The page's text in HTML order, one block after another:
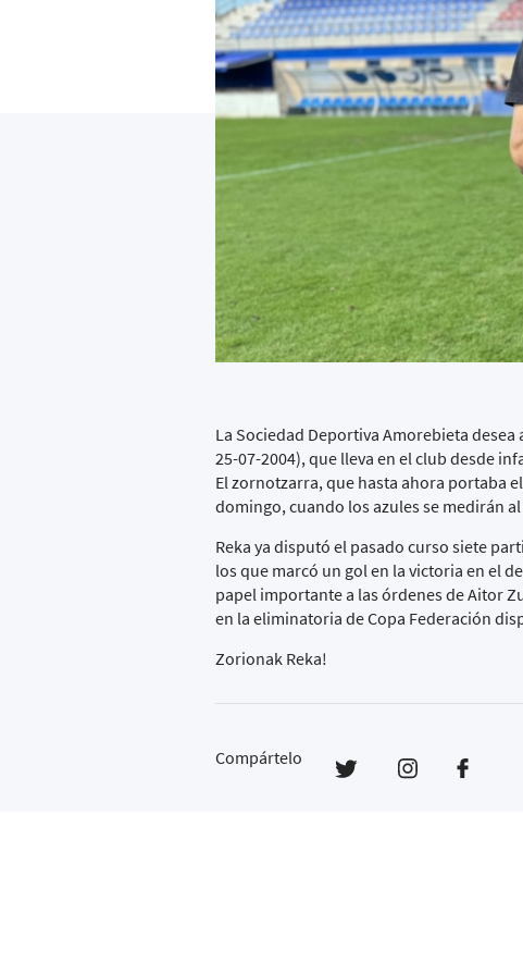
La Sociedad Deportiva Amorebieta
25-07-2004), que lleva en el club desde
El zornotzarra, que hasta ahora portaba
domingo, cuando los azules se medirán
Reka ya disputó el pasado curso siete
los que marcó un gol en la victoria en el
papel importante a las órdenes de Aitor
en la eliminatoria de Copa Federación
Zorionak Reka!
Compártelo